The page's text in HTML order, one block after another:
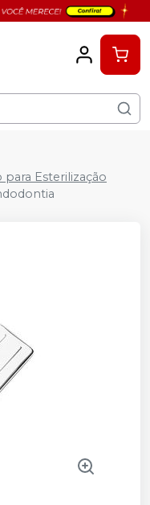
para Esterilização